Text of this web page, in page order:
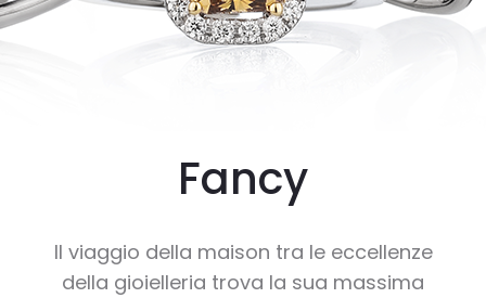
Fancy
Il viaggio della maison tra le eccellenze
della gioielleria trova la sua massima